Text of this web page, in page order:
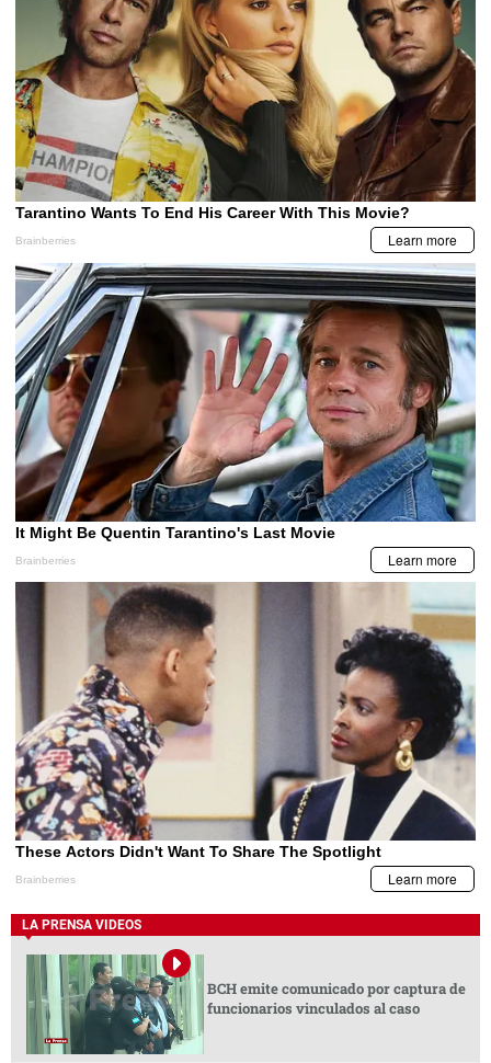
LA PRENSA VIDEOS
BCH emite comunicado por captura de
funcionarios vinculados al caso